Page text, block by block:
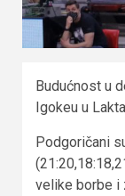
Budućnost u
Igokeu u
Podgoričani
velike borbe i